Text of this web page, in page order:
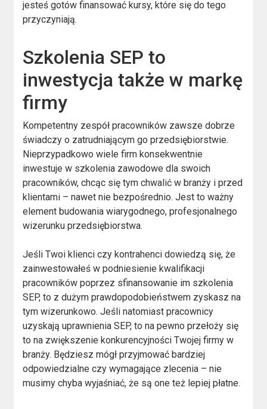
jesteś gotów finansować kursy, które się do tego
przyczyniają.
Szkolenia SEP to
inwestycja także w markę
firmy
Kompetentny zespół pracowników zawsze dobrze
świadczy o zatrudniającym go przedsiębiorstwie.
Nieprzypadkowo wiele firm konsekwentnie
inwestuje w szkolenia zawodowe dla swoich
pracowników, chcąc się tym chwalić w branży i przed
klientami – nawet nie bezpośrednio. Jest to ważny
element budowania wiarygodnego, profesjonalnego
wizerunku przedsiębiorstwa.
Jeśli Twoi klienci czy kontrahenci dowiedzą się, że
zainwestowałeś w podniesienie kwalifikacji
pracowników poprzez sfinansowanie im szkolenia
SEP, to z dużym prawdopodobieństwem zyskasz na
tym wizerunkowo. Jeśli natomiast pracownicy
uzyskają uprawnienia SEP, to na pewno przełoży się
to na zwiększenie konkurencyjności Twojej firmy w
branży. Będziesz mógł przyjmować bardziej
odpowiedzialne czy wymagające zlecenia – nie
musimy chyba wyjaśniać, że są one też lepiej płatne.